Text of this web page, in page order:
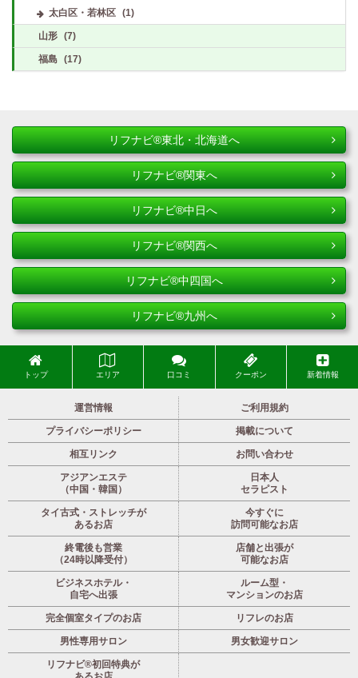
太白区・若林区
(1)
山形 (7)
福島 (17)
リフナビ®東北・北海道へ
リフナビ®関東へ
リフナビ®中日へ
リフナビ®関西へ
リフナビ®中四国へ
リフナビ®九州へ
トップ エリア 口コミ クーポン 新着情報
運営情報 ご利用規約
プライバシーポリシー 掲載について
相互リンク お問い合わせ
アジアンエステ
（中国・韓国）
日本人
セラピスト
タイ古式・ストレッチが
あるお店
今すぐに
訪問可能なお店
終電後も営業
（24時以降受付）
店舗と出張が
可能なお店
ビジネスホテル・
自宅へ出張
ルーム型・
マンションのお店
完全個室タイプのお店 リフレのお店
男性専用サロン 男女歓迎サロン
リフナビ®初回特典が